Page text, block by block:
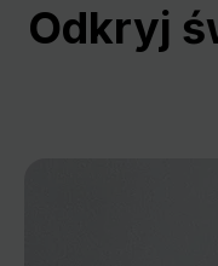
Odkryj